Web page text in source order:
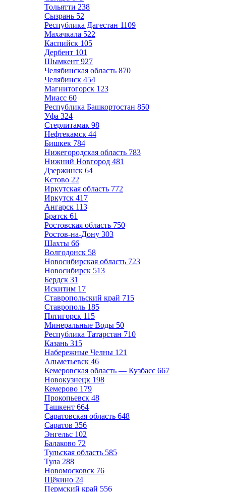
Тольятти 238
Сызрань 52
Республика Дагестан 1109
Махачкала 522
Каспийск 105
Дербент 101
Шымкент 927
Челябинская область 870
Челябинск 454
Магнитогорск 123
Миасс 60
Республика Башкортостан 850
Уфа 324
Стерлитамак 98
Нефтекамск 44
Бишкек 784
Нижегородская область 783
Нижний Новгород 481
Дзержинск 64
Кстово 22
Иркутская область 772
Иркутск 417
Ангарск 113
Братск 61
Ростовская область 750
Ростов-на-Дону 303
Шахты 66
Волгодонск 58
Новосибирская область 723
Новосибирск 513
Бердск 31
Искитим 17
Ставропольский край 715
Ставрополь 185
Пятигорск 115
Минеральные Воды 50
Республика Татарстан 710
Казань 315
Набережные Челны 121
Альметьевск 46
Кемеровская область — Кузбасс 667
Новокузнецк 198
Кемерово 179
Прокопьевск 48
Ташкент 664
Саратовская область 648
Саратов 356
Энгельс 102
Балаково 72
Тульская область 585
Тула 288
Новомосковск 76
Щёкино 24
Пермский край 556